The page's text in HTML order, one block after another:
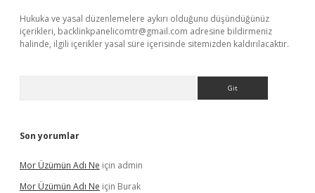
Hukuka ve yasal düzenlemelere aykırı olduğunu düşündüğünüz
içerikleri, backlinkpanelicomtr@gmail.com adresine bildirmeniz
halinde, ilgili içerikler yasal süre içerisinde sitemizden kaldırılacaktır.
Son yorumlar
Mor Üzümün Adı Ne için admin
Mor Üzümün Adı Ne için Burak